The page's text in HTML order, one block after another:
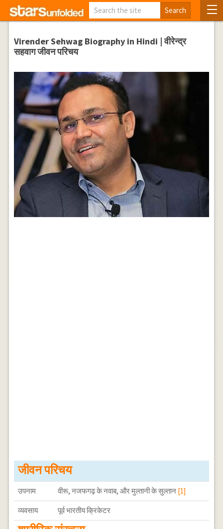
Virender Sehwag Biography in Hindi | वीरेन्द्र
सहवाग जीवन परिचय
जीवन परिचय
उपनाम वीरू, नजफगढ़ के नवाब, और मुल्तानी के सुल्तान [1]
व्यवसाय पूर्व भारतीय क्रिकेटर